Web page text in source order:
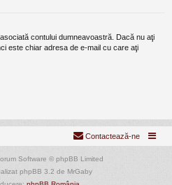
contului dumneavoastră. Dacă nu aţi
este chiar adresa de e-mail cu care aţi
Contactează-ne
Software © phpBB Limited
phpBB 3.2 de MrGaby